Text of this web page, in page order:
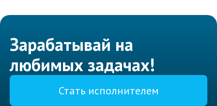
Зарабатывай на
любимых задачах!
Стать исполнителем